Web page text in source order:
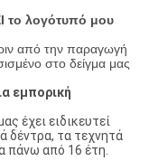
το λογότυπό μου
από την παραγωγή
στο δείγμα μας
εμπορική
έχει ειδικευτεί
δέντρα, τα τεχνητά
πάνω από 16 έτη.